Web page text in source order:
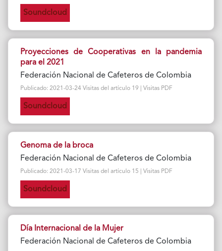
Soundcloud
Proyecciones de Cooperativas en la pandemia
para el 2021
Federación Nacional de Cafeteros de Colombia
Publicado: 2021-03-24 Visitas del artículo 19 | Visitas PDF
Soundcloud
Genoma de la broca
Federación Nacional de Cafeteros de Colombia
Publicado: 2021-03-17 Visitas del artículo 15 | Visitas PDF
Soundcloud
Día Internacional de la Mujer
Federación Nacional de Cafeteros de Colombia